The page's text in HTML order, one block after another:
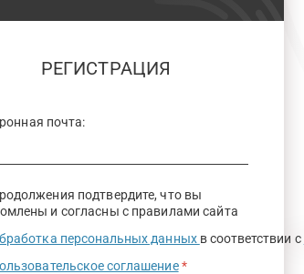
РЕГИСТРАЦИЯ
почта:
подтвердите, что вы
и согласны с правилами сайта
персональных данных в соответствии с
соглашение *